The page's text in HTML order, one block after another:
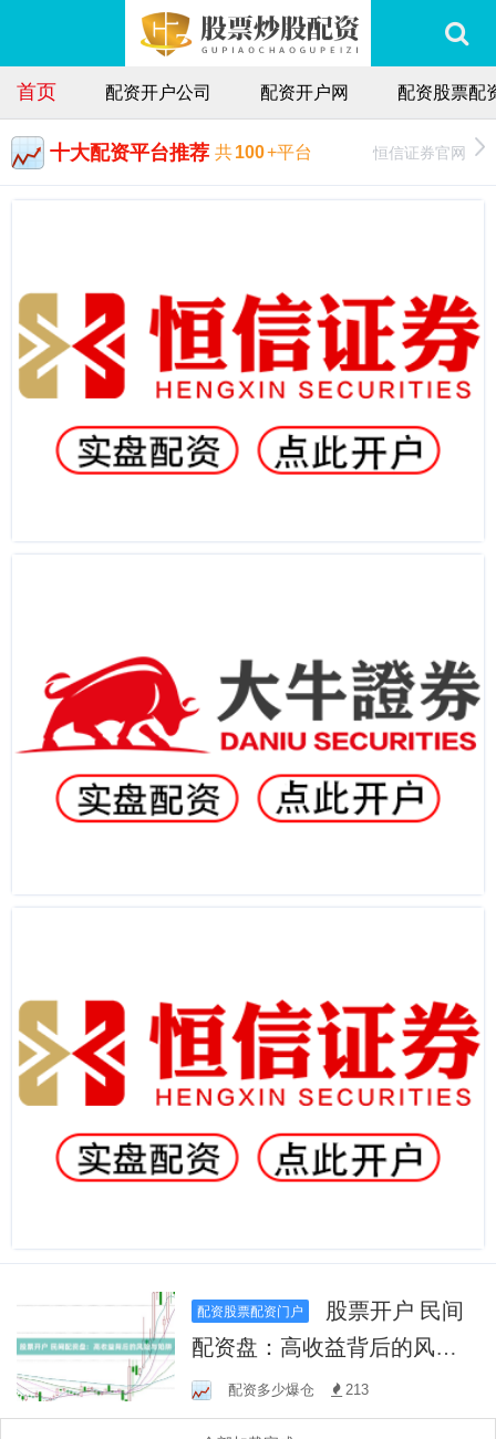
首页 配资开户公司 配资开户网 配资股票配
十大配资平台推荐 共100+平台 恒信证券官网
配资股票配资门户
配资盘：高收益背后的风险
与陷阱配资多少爆仓 213